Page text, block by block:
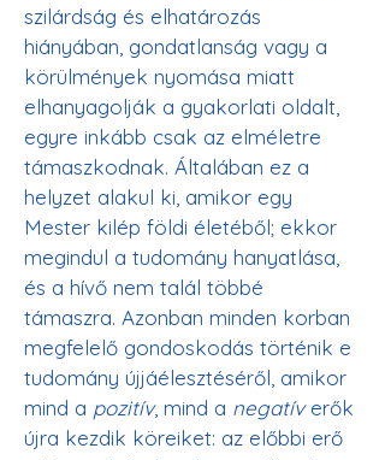
szilárdság és elhatározás
hiányában, gondatlanság vagy a
körülmények nyomása miatt
elhanyagolják a gyakorlati oldalt,
egyre inkább csak az elméletre
támaszkodnak. Általában ez a
helyzet alakul ki, amikor egy
Mester kilép földi életéből; ekkor
megindul a tudomány hanyatlása,
és a hívő nem talál többé
támaszra. Azonban minden korban
megfelelő gondoskodás történik e
tudomány újjáélesztéséről, amikor
mind a pozitív, mind a negatív erők
újra kezdik köreiket: az előbbi erő